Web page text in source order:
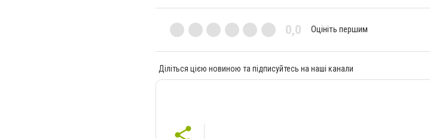
0,0 Оцініть першим
Діліться цією новиною та підписуйтесь на наші канали